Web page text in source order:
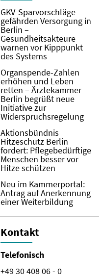
GKV-Sparvorschläge
gefährden Versorgung in
Berlin –
Gesundheitsakteure
warnen vor Kipppunkt
des Systems
Organspende-Zahlen
erhöhen und Leben
retten – Ärztekammer
Berlin begrüßt neue
Initiative zur
Widerspruchsregelung
Aktionsbündnis
Hitzeschutz Berlin
fordert: Pflegebedürftige
Menschen besser vor
Hitze schützen
Neu im Kammerportal:
Antrag auf Anerkennung
einer Weiterbildung
Kontakt
Telefonisch
+49 30 408 06 - 0